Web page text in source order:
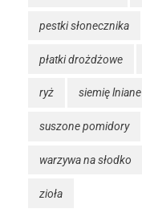
pestki słonecznika
płatki drożdżowe
ryż siemię lniane
suszone pomidory
warzywa na słodko
zioła